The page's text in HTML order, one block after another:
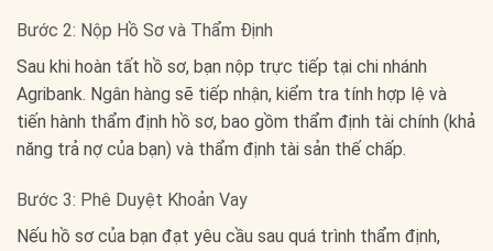
Bước 2: Nộp Hồ Sơ và Thẩm Định
Sau khi hoàn tất hồ sơ, bạn nộp trực tiếp tại chi nhánh
Agribank. Ngân hàng sẽ tiếp nhận, kiểm tra tính hợp lệ và
tiến hành thẩm định hồ sơ, bao gồm thẩm định tài chính (khả
năng trả nợ của bạn) và thẩm định tài sản thế chấp.
Bước 3: Phê Duyệt Khoản Vay
Nếu hồ sơ của bạn đạt yêu cầu sau quá trình thẩm định,